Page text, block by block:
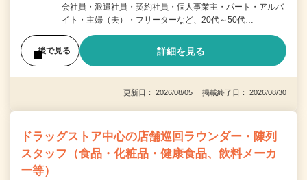
会社員・派遣社員・契約社員・個人事業主・パート・アルバ
イト・主婦（夫）・フリーターなど、20代～50代…
後で見る 詳細を見る
更新日： 2026/08/05 掲載終了日： 2026/08/30
ドラッグストア中心の店舗巡回ラウンダー・陳列
スタッフ（食品・化粧品・健康食品、飲料メーカ
ー等）